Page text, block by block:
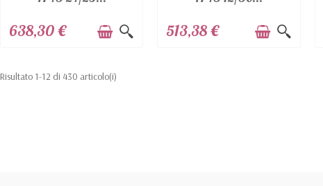
638,30 € 513,38 €
Risultato 1-12 di 430 articolo(i)